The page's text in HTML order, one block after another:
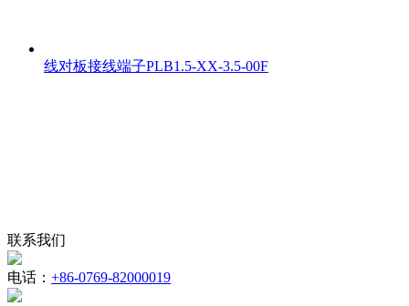
线对板接线端子PLB1.5-XX-3.5-00F
联系我们
电话： +86-0769-82000019